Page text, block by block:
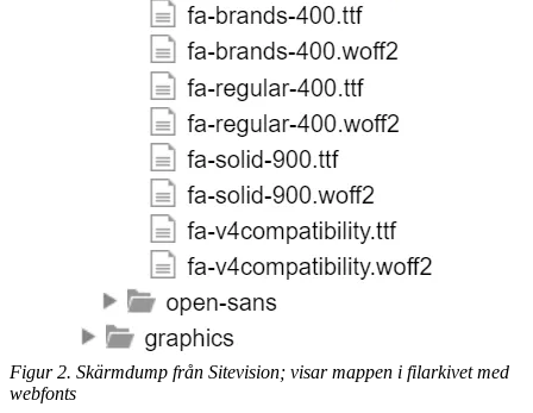
Figur 2. Skärmdump från Sitevision; visar mappen i filarkivet med
webfonts